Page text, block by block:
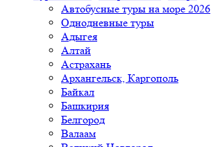
Автобусные туры на море 2026
Однодневные туры
Адыгея
Алтай
Астрахань
Архангельск, Каргополь
Байкал
Башкирия
Белгород
Валаам